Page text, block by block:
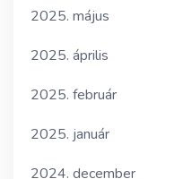
2025. május
2025. április
2025. február
2025. január
2024. december